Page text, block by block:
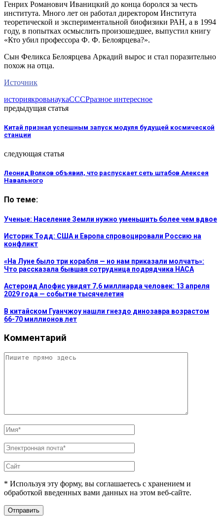
Генрих Романович Иваницкий до конца боролся за честь
института. Много лет он работал директором Института
теоретической и экспериментальной биофизики РАН, а в 1994
году, в попытках осмыслить произошедшее, выпустил книгу
«Кто убил профессора Ф. Ф. Белоярцева?».
Сын Феликса Белоярцева Аркадий вырос и стал поразительно
похож на отца.
Источник
историякровьнаукаСССРразное интересное
предыдущая статья
Китай признал успешным запуск модуля будущей космической
станции
следующая статья
Леонид Волков объявил, что распускает сеть штабов Алексея
Навального
По теме:
Ученые: Население Земли нужно уменьшить более чем вдвое
Историк Тодд: США и Европа спровоцировали Россию на
конфликт
«На Луне было три корабля — но нам приказали молчать»:
Что рассказала бывшая сотрудница подрядчика НАСА
Астероид Апофис увидят 7,6 миллиарда человек: 13 апреля
2029 года — событие тысячелетия
В китайском Гуанчжоу нашли гнездо динозавра возрастом
66-70 миллионов лет
Комментарий
* Используя эту форму, вы соглашаетесь с хранением и
обработкой введенных вами данных на этом веб-сайте.